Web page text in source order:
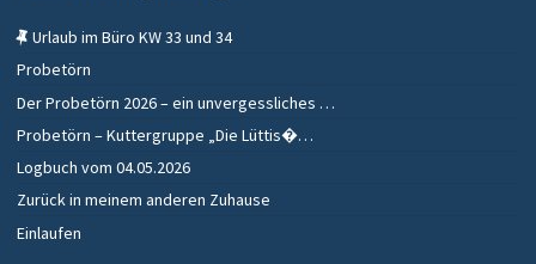
Urlaub im Büro KW 33 und 34
Probetörn
Der Probetörn 2026 – ein unvergessliches …
Probetörn – Kuttergruppe „Die Lüttis�…
Logbuch vom 04.05.2026
Zurück in meinem anderen Zuhause
Einlaufen